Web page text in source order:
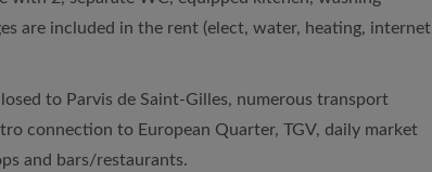
are included in the rent (elect, water, heating, internet
to Parvis de Saint-Gilles, numerous transport
connection to European Quarter, TGV, daily market
and bars/restaurants.